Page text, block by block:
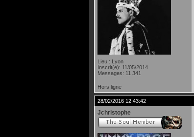
Lieu : Lyon
Inscrit(e): 11/05/2014
Messages: 11 341
Hors ligne
28/02/2016 12:43:42
Jchristophe